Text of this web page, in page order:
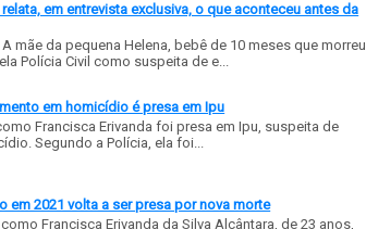
em entrevista exclusiva, o que aconteceu antes da
mãe da pequena Helena, bebê de 10 meses que morreu
Polícia Civil como suspeita de e...
em homicídio é presa em Ipu
Francisca Erivanda foi presa em Ipu, suspeita de
Segundo a Polícia, ela foi...
em 2021 volta a ser presa por nova morte
Francisca Erivanda da Silva Alcântara, de 23 anos,